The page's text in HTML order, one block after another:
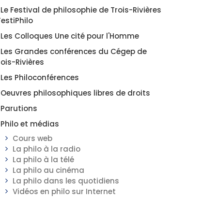
Le Festival de philosophie de Trois-Rivières
Les Colloques Une cité pour l'Homme
Les Grandes conférences du Cégep de
Rivières
Les Philoconférences
Oeuvres philosophiques libres de droits
Parutions
Philo et médias
Cours web
La philo à la radio
La philo à la télé
La philo au cinéma
La philo dans les quotidiens
Vidéos en philo sur Internet